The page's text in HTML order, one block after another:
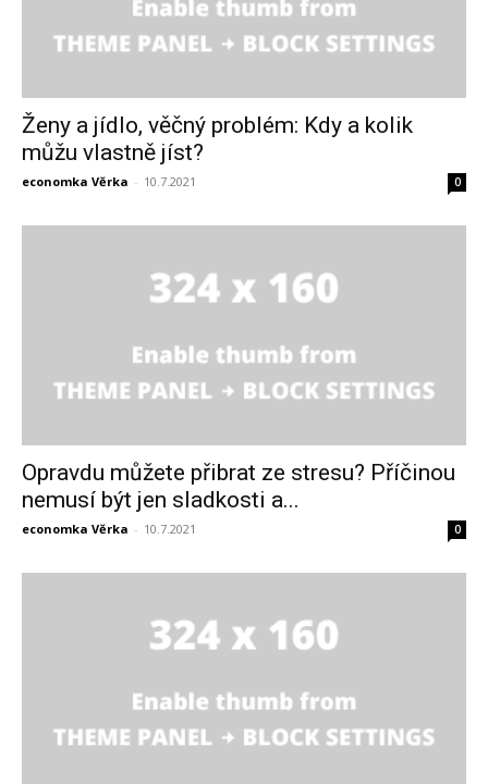
Ženy a jídlo, věčný problém: Kdy a kolik
můžu vlastně jíst?
economka Věrka - 10.7.2021 0
Opravdu můžete přibrat ze stresu? Příčinou
nemusí být jen sladkosti a...
economka Věrka - 10.7.2021 0